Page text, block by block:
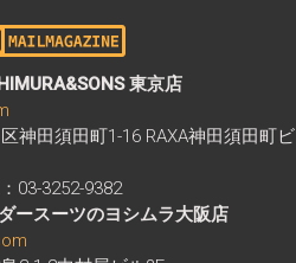
東京店
神田須田町1-16 RAXA神田須田町ビ
03-3252-9382
ースーツのヨシムラ大阪店